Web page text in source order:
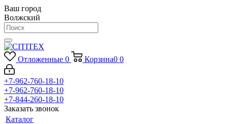
Ваш город
Волжский
Отложенные 0 Корзина0 0
+7-962-760-18-10
+7-962-760-18-10
+7-844-260-18-10
Заказать звонок
Каталог